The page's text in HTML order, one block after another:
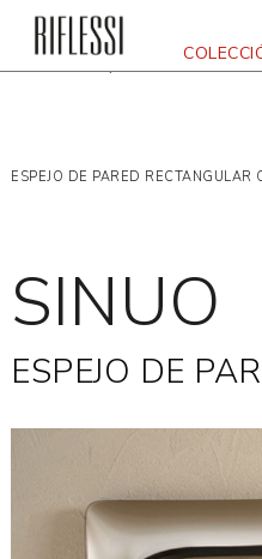
VOLVER
ESPEJO DE PARED
SINUO
ESPEJO DE